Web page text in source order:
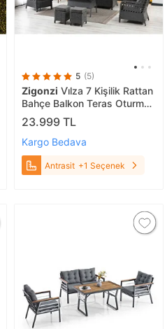
5 (5)
Zigonzi Vi̇lza 7 Kişilik Rattan
Bahçe Balkon Teras Oturma
Grubu Gri Minderli (3+1+1)
80x140 Cm Masa, 2 Adet
Puf - Antrasit Antrasit
23.999 TL
Kargo Bedava
Antrasit +1 Seçenek